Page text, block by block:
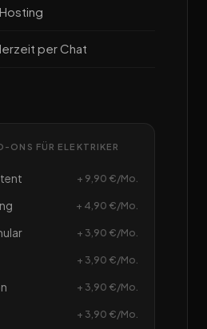
per Chat
ONS FÜR ELEKTRIKER
+ 9,90 €/Mo.
+ 4,90 €/Mo.
+ 3,90 €/Mo.
+ 3,90 €/Mo.
+ 3,90 €/Mo.
+ 3,90 €/Mo.